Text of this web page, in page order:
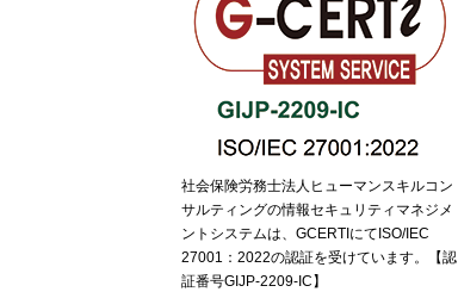
社会保険労務士法人ヒューマンスキルコン
サルティングの情報セキュリティマネジメ
ントシステムは、GCERTIにてISO/IEC
27001：2022の認証を受けています。【認
証番号GIJP-2209-IC】